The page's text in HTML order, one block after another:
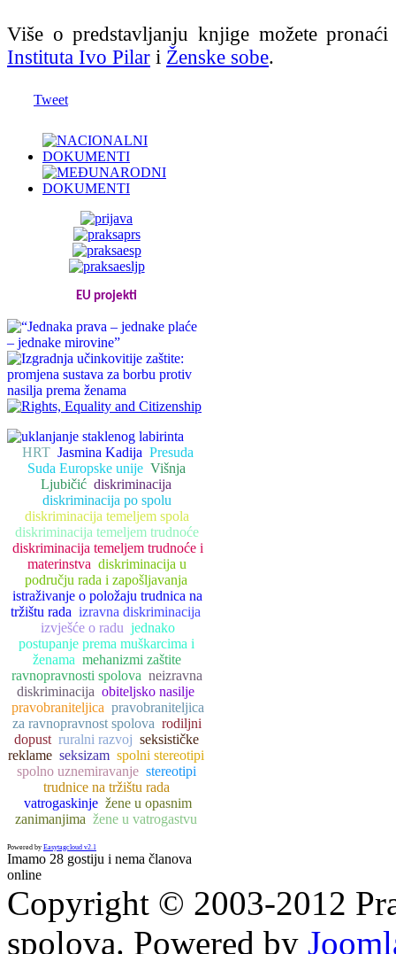
Više o predstavljanju knjige možete pronaći
Instituta Ivo Pilar i Ženske sobe.
Tweet
EU projekti
HRT Jasmina Kadija Presuda
Suda Europske unije Višnja
Ljubičić diskriminacija
diskriminacija po spolu
diskriminacija temeljem spola
diskriminacija temeljem trudnoće
diskriminacija temeljem trudnoće i
materinstva diskriminacija u
području rada i zapošljavanja
istraživanje o položaju trudnica na
tržištu rada izravna diskriminacija
izvješće o radu jednako
postupanje prema muškarcima i
ženama mehanizmi zaštite
ravnopravnosti spolova neizravna
diskriminacija obiteljsko nasilje
pravobraniteljica pravobraniteljica
za ravnopravnost spolova rodiljni
dopust ruralni razvoj seksističke
reklame seksizam spolni stereotipi
spolno uznemiravanje stereotipi
trudnice na tržištu rada
vatrogaskinje žene u opasnim
zanimanjima žene u vatrogastvu
Powered by Easytagcloud v2.1
Imamo 28 gostiju i nema članova
online
Copyright © 2003-2012
spolova. Powered by